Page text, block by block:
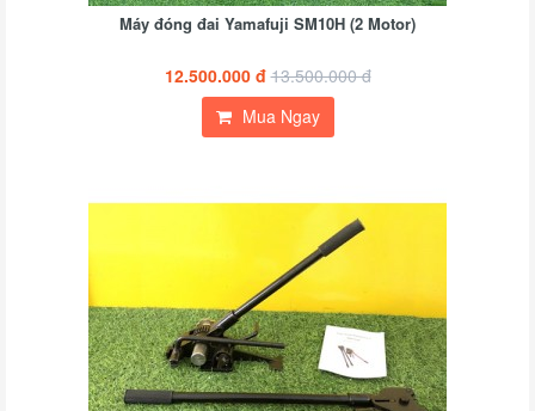
Máy đóng đai Yamafuji SM10H (2 Motor)
12.500.000 đ 13.500.000 đ
Mua Ngay